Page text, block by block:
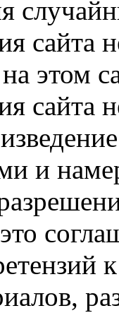
сайта
этом
сайта
и